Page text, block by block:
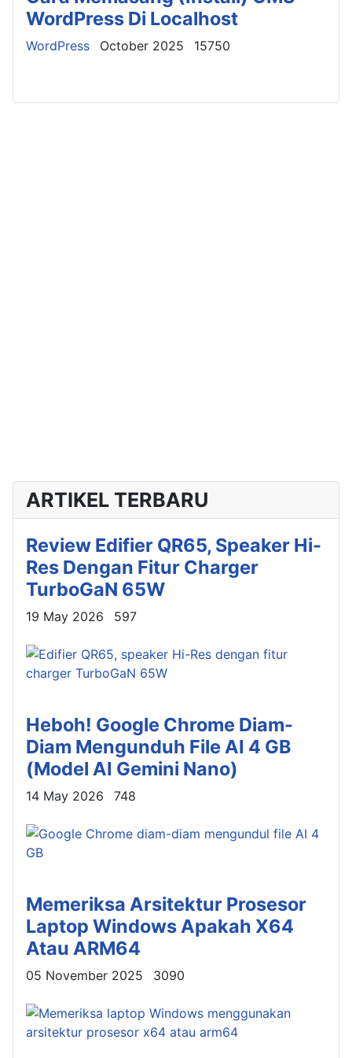
WordPress Di Localhost
Details
WordPress October 2025 15750
ARTIKEL TERBARU
Review Edifier QR65, Speaker Hi-
Res Dengan Fitur Charger
TurboGaN 65W
Details
19 May 2026 597
Heboh! Google Chrome Diam-
Diam Mengunduh File AI 4 GB
(Model AI Gemini Nano)
Details
14 May 2026 748
Memeriksa Arsitektur Prosesor
Laptop Windows Apakah X64
Atau ARM64
Details
05 November 2025 3090